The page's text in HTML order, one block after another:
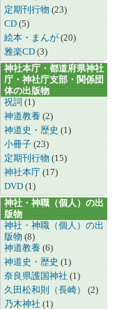
定期刊行物 (23)
CD (5)
絵本・まんが (20)
雅楽CD (3)
神社本庁・都道府県神社
庁・神社庁支部・関係団
体の出版物
祝詞 (1)
神道教養 (2)
神道史・歴史 (1)
小冊子 (23)
定期刊行物 (15)
神社本庁 (17)
DVD (1)
神社・神職（個人）の出
版物
神社・神職（個人）の出
版物 (8)
神道教養 (6)
神道史・歴史 (1)
奈良県護国神社 (1)
久田松和則（長崎） (2)
乃木神社 (1)